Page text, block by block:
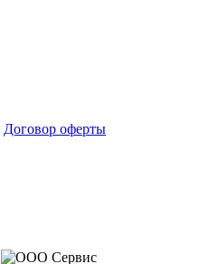
Договор оферты